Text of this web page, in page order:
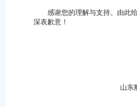
感谢您的理解与支持。由此
深表歉意！
山东